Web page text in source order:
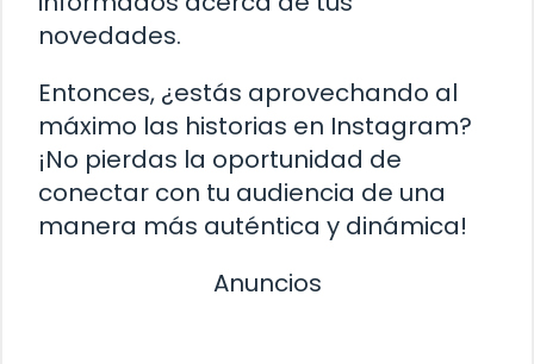
novedades.
Entonces, ¿estás aprovechando al
máximo las historias en Instagram?
¡No pierdas la oportunidad de
conectar con tu audiencia de una
manera más auténtica y dinámica!
Anuncios